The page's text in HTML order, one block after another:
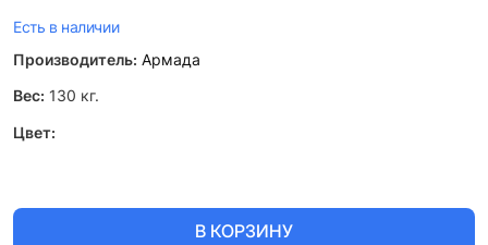
Есть в наличии
Производитель: Армада
Вес: 130 кг.
Цвет:
В КОРЗИНУ